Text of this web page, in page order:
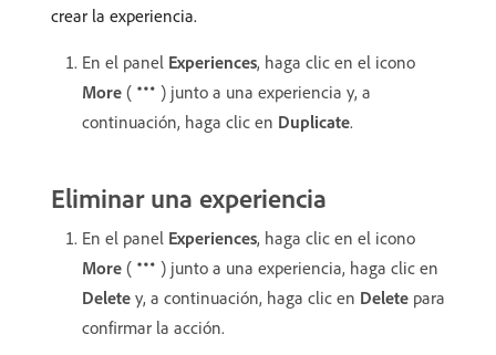
crear la experiencia.
En el panel Experiences, haga clic en el icono
More (
) junto a una experiencia y, a
continuación, haga clic en Duplicate.
Eliminar una experiencia
En el panel Experiences, haga clic en el icono
More (
) junto a una experiencia, haga clic en
Delete y, a continuación, haga clic en Delete para
confirmar la acción.